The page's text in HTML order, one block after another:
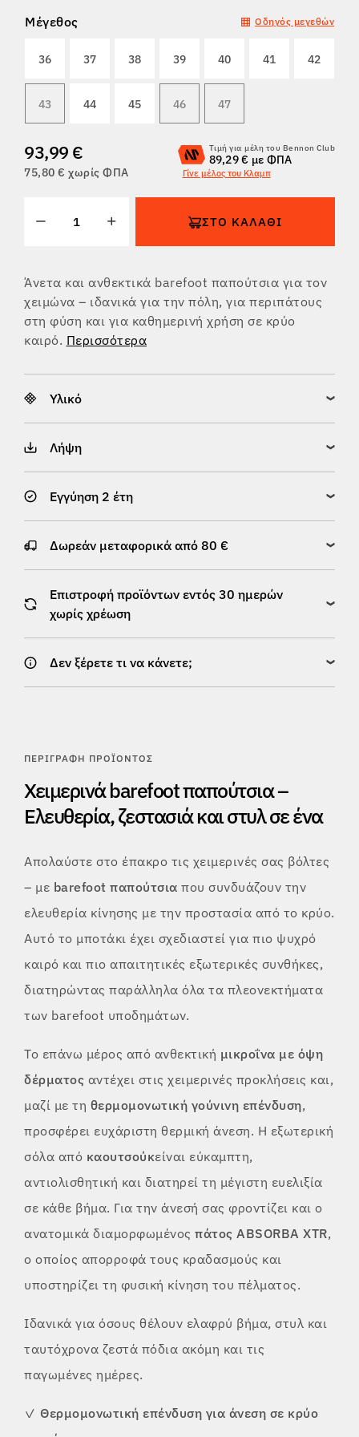
ΕΠΙΣΤΡΟΦΈΣ
Μέγεθος Οδηγός μεγεθών
36 37 38 39 40 41 42
43 44 45 46 47
93,99 €
75,80 € χωρίς ΦΠΑ
Τιμή για μέλη του Bennon Club
89,29 € με ΦΠΑ
Γίνε μέλος του Κλαμπ
ΣΤΟ ΚΑΛΆΘΙ
Άνετα και ανθεκτικά barefoot παπούτσια για τον
χειμώνα – ιδανικά για την πόλη, για περιπάτους
στη φύση και για καθημερινή χρήση σε κρύο
καιρό. Περισσότερα
Υλικό
Λήψη
Εγγύηση 2 έτη
Δωρεάν μεταφορικά από 80 €
Επιστροφή προϊόντων εντός 30 ημερών
χωρίς χρέωση
Δεν ξέρετε τι να κάνετε;
ΠΕΡΙΓΡΑΦΉ ΠΡΟΪΌΝΤΟΣ
Χειμερινά barefoot παπούτσια –
Ελευθερία, ζεστασιά και στυλ σε ένα
Απολαύστε στο έπακρο τις χειμερινές σας βόλτες
– με barefoot παπούτσια που συνδυάζουν την
ελευθερία κίνησης με την προστασία από το κρύο.
Αυτό το μποτάκι έχει σχεδιαστεί για πιο ψυχρό
καιρό και πιο απαιτητικές εξωτερικές συνθήκες,
διατηρώντας παράλληλα όλα τα πλεονεκτήματα
των barefoot υποδημάτων.
Το επάνω μέρος από ανθεκτική μικροΐνα με όψη
δέρματος αντέχει στις χειμερινές προκλήσεις και,
μαζί με τη θερμομονωτική γούνινη επένδυση,
προσφέρει ευχάριστη θερμική άνεση. Η εξωτερική
σόλα από καουτσούκείναι εύκαμπτη,
αντιολισθητική και διατηρεί τη μέγιστη ευελιξία
σε κάθε βήμα. Για την άνεσή σας φροντίζει και ο
ανατομικά διαμορφωμένος πάτος ABSORBA XTR,
ο οποίος απορροφά τους κραδασμούς και
υποστηρίζει τη φυσική κίνηση του πέλματος.
Ιδανικά για όσους θέλουν ελαφρύ βήμα, στυλ και
ταυτόχρονα ζεστά πόδια ακόμη και τις
παγωμένες ημέρες.
✓ Θερμομονωτική επένδυση για άνεση σε κρύο